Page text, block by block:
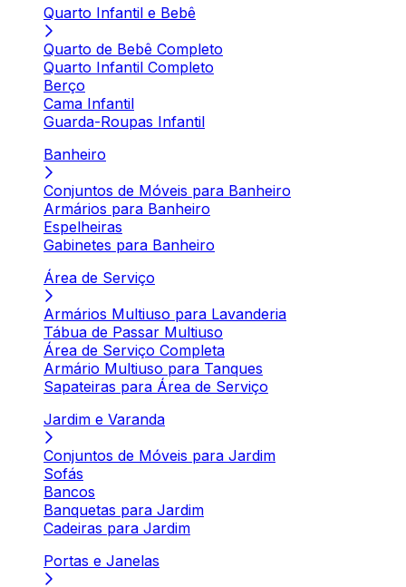
Quarto Infantil e Bebê
Quarto de Bebê Completo
Quarto Infantil Completo
Berço
Cama Infantil
Guarda-Roupas Infantil
Banheiro
Conjuntos de Móveis para Banheiro
Armários para Banheiro
Espelheiras
Gabinetes para Banheiro
Área de Serviço
Armários Multiuso para Lavanderia
Tábua de Passar Multiuso
Área de Serviço Completa
Armário Multiuso para Tanques
Sapateiras para Área de Serviço
Jardim e Varanda
Conjuntos de Móveis para Jardim
Sofás
Bancos
Banquetas para Jardim
Cadeiras para Jardim
Portas e Janelas